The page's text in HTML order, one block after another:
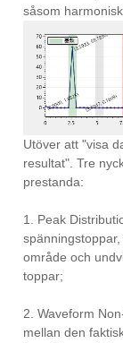
såsom
Utöver att "visa
resultat". Tre
prestanda:
1. Peak
område och
toppar;
2. Waveform
mellan den